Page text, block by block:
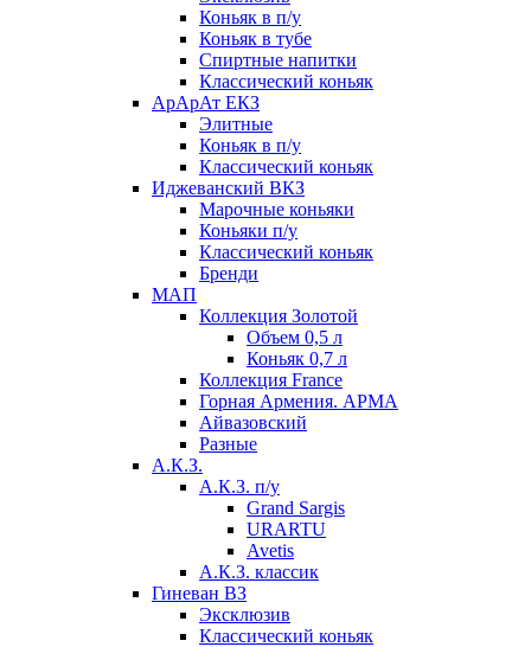
Коньяк в п/у
Коньяк в тубе
Спиртные напитки
Классический коньяк
АрАрАт ЕКЗ
Элитные
Коньяк в п/у
Классический коньяк
Иджеванский ВКЗ
Марочные коньяки
Коньяки п/у
Классический коньяк
Бренди
МАП
Коллекция Золотой
Объем 0,5 л
Коньяк 0,7 л
Коллекция France
Горная Армения. АРМА
Айвазовский
Разные
А.К.З.
А.К.З. п/у
Grand Sargis
URARTU
Avetis
А.К.З. классик
Гиневан ВЗ
Эксклюзив
Классический коньяк